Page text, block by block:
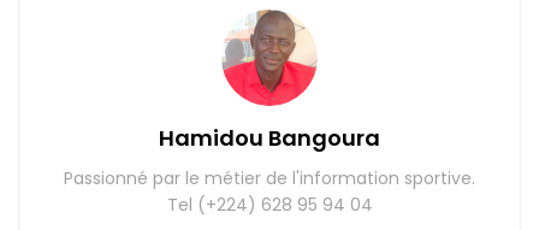
Hamidou Bangoura
Passionné par le métier de l'information sportive.
Tel (+224) 628 95 94 04